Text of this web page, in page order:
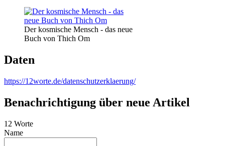
Der kosmische Mensch - das neue
Buch von Thich Om
Daten
https://12worte.de/datenschutzerklaerung/
Benachrichtigung über neue Artikel
12 Worte
Name